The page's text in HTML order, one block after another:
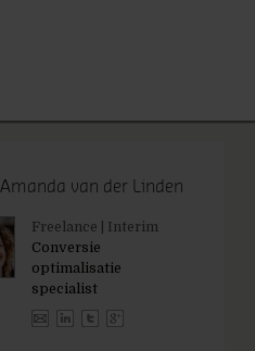
Amanda van der Linden
Freelance | Interim
Conversie
optimalisatie
specialist